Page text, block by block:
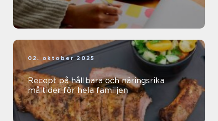
02. oktober 2025
Recept på hållbara och näringsrika
måltider för hela familjen